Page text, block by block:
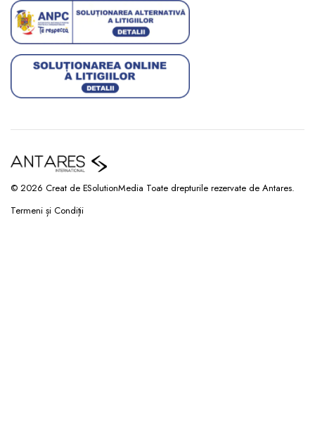
© 2026 Creat de ESolutionMedia Toate drepturile rezervate de Antares.
Termeni și Condiții